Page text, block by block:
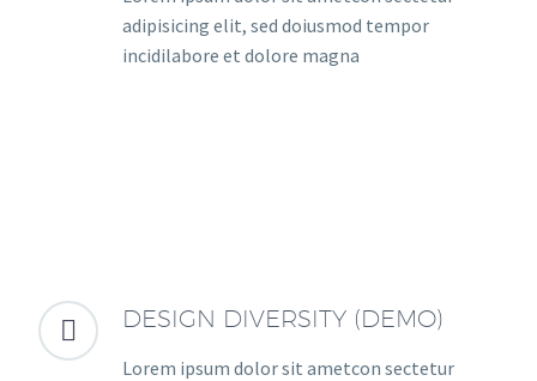
adipisicing elit, sed doiusmod tempor
incidilabore et dolore magna

 DESIGN DIVERSITY (DEMO)
Lorem ipsum dolor sit ametcon sectetur